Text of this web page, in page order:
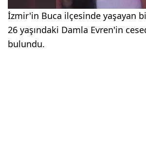
İzmir'in Buca ilçesinde yaşayan
26 yaşındaki Damla Evren'in
bulundu.